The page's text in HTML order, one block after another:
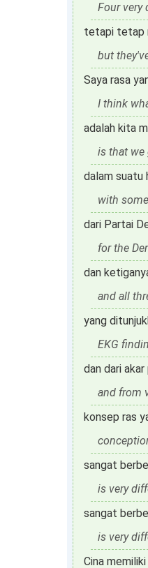
Four very
tetapi tetap
but
Saya rasa
I think
adalah kita
is that we
dalam suatu
with
dari Partai
for the
dan
and all
yang
EKG
dan dari
and from
konsep ras
sangat
is very
sangat
is very
Cina